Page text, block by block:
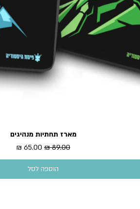
תצוגה מהירה
מארז תחתיות מנהיגים
מחיר רגיל מחיר מבצע
הוספה לסל